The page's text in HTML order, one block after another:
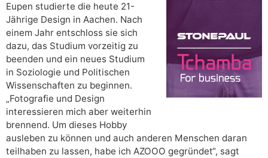
Eupen studierte die heute 21-
Jährige Design in Aachen. Nach
einem Jahr entschloss sie sich
dazu, das Studium vorzeitig zu
beenden und ein neues Studium
in Soziologie und Politischen
Wissenschaften zu beginnen.
„Fotografie und Design
interessieren mich aber weiterhin
brennend. Um dieses Hobby
ausleben zu können und auch anderen Menschen daran
teilhaben zu lassen, habe ich AZOOO gegründet“, sagt